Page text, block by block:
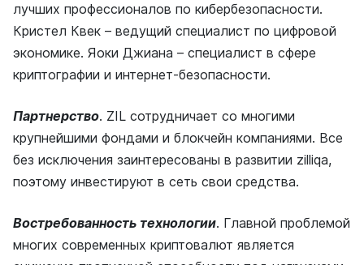
лучших профессионалов по кибербезопасности.
Кристел Квек – ведущий специалист по цифровой
экономике. Яоки Джиана – специалист в сфере
криптографии и интернет-безопасности.
Партнерство. ZIL сотрудничает со многими
крупнейшими фондами и блокчейн компаниями. Все
без исключения заинтересованы в развитии zilliqa,
поэтому инвестируют в сеть свои средства.
Востребованность технологии. Главной проблемой
многих современных криптовалют является